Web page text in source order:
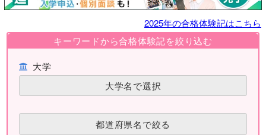
2025年の合格体験記はこちら
キーワードから合格体験記を絞り込む
大学
大学名で選択
都道府県名で絞る